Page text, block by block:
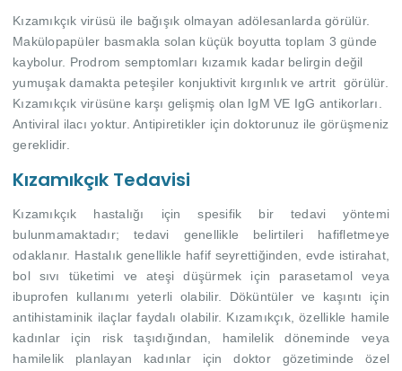
Kızamıkçık virüsü ile bağışık olmayan adölesanlarda görülür.
Makülopapüler basmakla solan küçük boyutta toplam 3 günde
kaybolur. Prodrom semptomları kızamık kadar belirgin değil
yumuşak damakta peteşiler konjuktivit kırgınlık ve artrit görülür.
Kızamıkçık virüsüne karşı gelişmiş olan IgM VE IgG antikorları.
Antiviral ilacı yoktur. Antipiretikler için doktorunuz ile görüşmeniz
gereklidir.
Kızamıkçık Tedavisi
Kızamıkçık hastalığı için spesifik bir tedavi yöntemi
bulunmamaktadır; tedavi genellikle belirtileri hafifletmeye
odaklanır. Hastalık genellikle hafif seyrettiğinden, evde istirahat,
bol sıvı tüketimi ve ateşi düşürmek için parasetamol veya
ibuprofen kullanımı yeterli olabilir. Döküntüler ve kaşıntı için
antihistaminik ilaçlar faydalı olabilir. Kızamıkçık, özellikle hamile
kadınlar için risk taşıdığından, hamilelik döneminde veya
hamilelik planlayan kadınlar için doktor gözetiminde özel